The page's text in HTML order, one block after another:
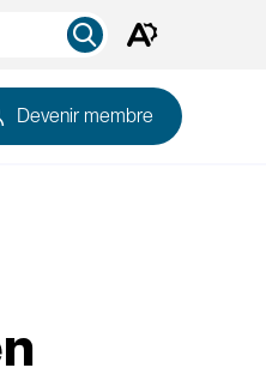
Ouvrez
d'outils
d'accessibilité.
Devenir membre